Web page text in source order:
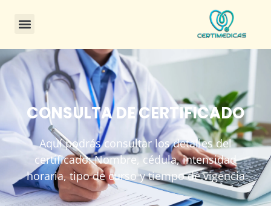
CONSULTA DE CERTIFICADO
Aquí podrás consultar los detalles del
certificado: Nombre, cédula, intensidad
horaria, tipo de curso y tiempo de vigencia